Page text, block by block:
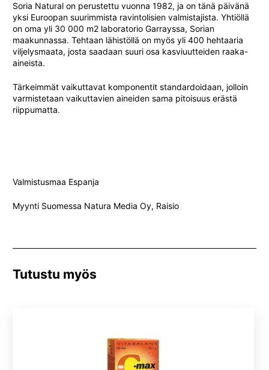
Soria Natural on perustettu vuonna 1982, ja on tänä päivänä
yksi Euroopan suurimmista ravintolisien valmistajista. Yhtiöllä
on oma yli 30 000 m2 laboratorio Garrayssa, Sorian
maakunnassa. Tehtaan lähistöllä on myös yli 400 hehtaaria
viljelysmaata, josta saadaan suuri osa kasviuutteiden raaka-
aineista.
Tärkeimmät vaikuttavat komponentit standardoidaan, jolloin
varmistetaan vaikuttavien aineiden sama pitoisuus erästä
riippumatta.
Valmistusmaa Espanja
Myynti Suomessa Natura Media Oy, Raisio
Tutustu myös